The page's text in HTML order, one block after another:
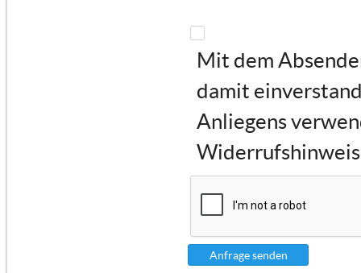
Mit dem
damit
Anliegens
Anfrage senden